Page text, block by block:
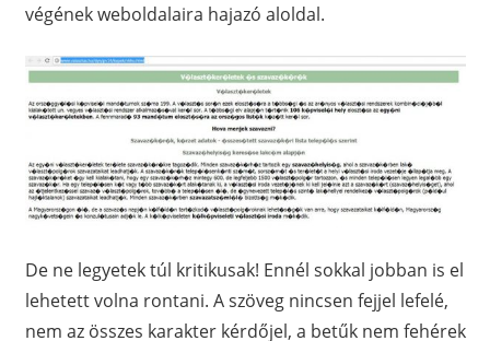
végének weboldalaira hajazó aloldal.
De ne legyetek túl kritikusak! Ennél sokkal jobban is el
lehetett volna rontani. A szöveg nincsen fejjel lefelé,
nem az összes karakter kérdőjel, a betűk nem fehérek